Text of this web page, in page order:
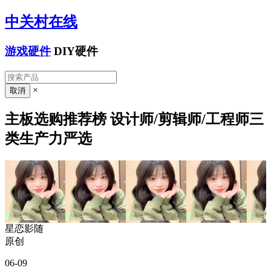
中关村在线
游戏硬件 DIY硬件
×
主板选购推荐榜 设计师/剪辑师/工程师三
类生产力严选
星恋影随
原创
06-09